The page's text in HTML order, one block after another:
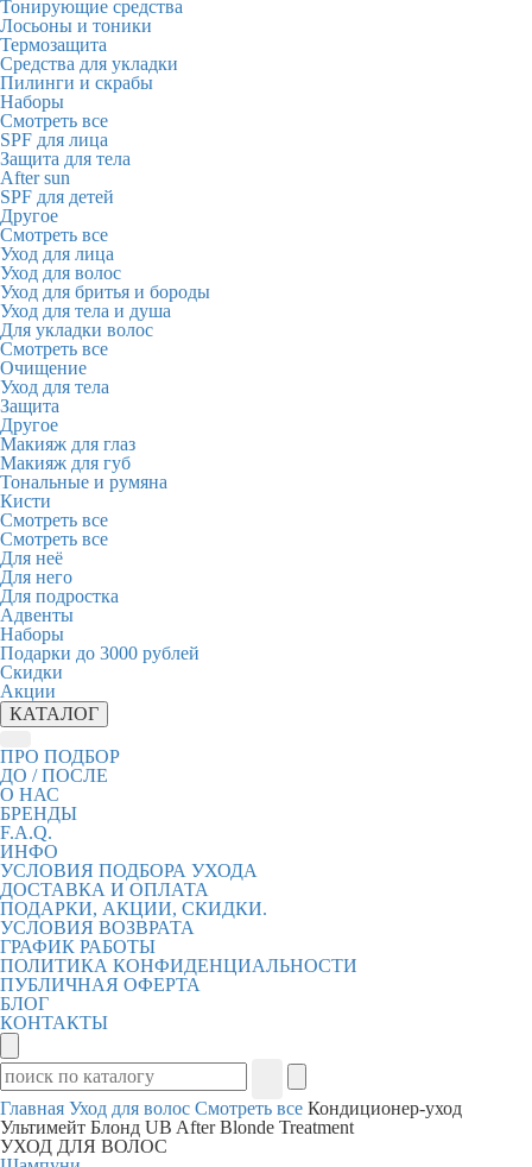
Тонирующие средства
Лосьоны и тоники
Термозащита
Средства для укладки
Пилинги и скрабы
Наборы
Смотреть все
SPF для лица
Защита для тела
After sun
SPF для детей
Другое
Смотреть все
Уход для лица
Уход для волос
Уход для бритья и бороды
Уход для тела и душа
Для укладки волос
Смотреть все
Очищение
Уход для тела
Защита
Другое
Макияж для глаз
Макияж для губ
Тональные и румяна
Кисти
Смотреть все
Смотреть все
Для неё
Для него
Для подростка
Адвенты
Наборы
Подарки до 3000 рублей
Скидки
Акции
КАТАЛОГ
ПРО ПОДБОР
ДО / ПОСЛЕ
О НАС
БРЕНДЫ
F.A.Q.
ИНФО
УСЛОВИЯ ПОДБОРА УХОДА
ДОСТАВКА И ОПЛАТА
ПОДАРКИ, АКЦИИ, СКИДКИ.
УСЛОВИЯ ВОЗВРАТА
ГРАФИК РАБОТЫ
ПОЛИТИКА КОНФИДЕНЦИАЛЬНОСТИ
ПУБЛИЧНАЯ ОФЕРТА
БЛОГ
КОНТАКТЫ
Главная Уход для волос Смотреть все Кондиционер-уход
Ультимейт Блонд UB After Blonde Treatment
УХОД ДЛЯ ВОЛОС